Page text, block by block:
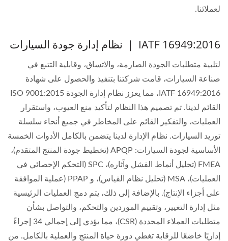
لعملائنا.
IATF 16949:2016 ｜ نظام إدارة جودة السيارات
لتلبية متطلبات الجودة الصارمة، والاتساق، وقابلية التتبع في
صناعة السيارات، قامت شركتنا بتنفيذ والحصول على شهادة
IATF 16949:2016، مما يعزز نظام إدارة الجودة ISO 9001:2015
القائم لدينا. تم تصميم هذا النظام لتأكيد منع العيوب، واستقرار
العمليات، والتفكير القائم على المخاطر في جميع أنحاء سلسلة
توريد السيارات. نظام الإدارة لدينا يتضمن بالكامل الأدوات الخمسة
الأساسية لجودة السيارات: APQP (تخطيط جودة المنتج المتقدم)،
FMEA (تحليل أنماط الفشل وآثاره)، SPC (التحكم الإحصائي في
العمليات)، MSA (تحليل نظام القياس)، و PPAP (عملية الموافقة
على أجزاء الإنتاج). بالإضافة إلى ذلك، يتم دمج العمليات الرئيسية
مثل إدارة التغيير، وتقييم الموردين والتحكم، والتواصل بشأن
متطلبات العملاء المحددة (CSR)، مما يؤدي إلى إجمالي 34 إجراءً
إداريًا خاضعًا للرقابة تغطي دورة حياة المنتج والعملية بالكامل. من